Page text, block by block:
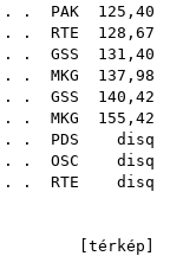
. . PAK 125,40
. . RTE 128,67
. . GSS 131,40
. . MKG 137,98
. . GSS 140,42
. . MKG 155,42
. . PDS disq
. . OSC disq
. . RTE disq
[ térkép